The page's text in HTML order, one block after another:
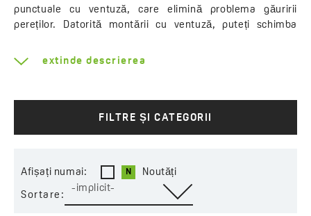
punctuale cu ventuză, care elimină problema găuririi
pereților. Datorită montării cu ventuză, puteți schimba
la, de exemplu, înălțimea copilului. Selecția largă a seturilor
sau pătrată. Dacă doriți să cumpărați un set corespunzător
armăturilor, puteți alege un duș cu finisaj clasic cromat sau
extinde descrierea
FILTRE ȘI CATEGORII
Afișați numai: Noutăți
Sortare:
-implicit-